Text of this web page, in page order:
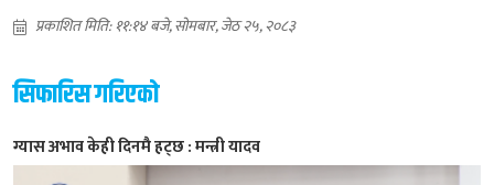
प्रकाशित मिति: ११:१४ बजे, सोमबार, जेठ २५, २०८३
सिफारिस गरिएको
ग्यास अभाव केही दिनमै हट्छ : मन्त्री यादव